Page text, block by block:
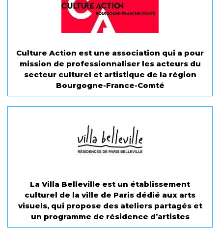
Culture Action est une association qui a pour
mission de professionnaliser les acteurs du
secteur culturel et artistique de la région
Bourgogne-France-Comté
La Villa Belleville est un établissement
culturel de la ville de Paris dédié aux arts
visuels, qui propose des ateliers partagés et
un programme de résidence d’artistes